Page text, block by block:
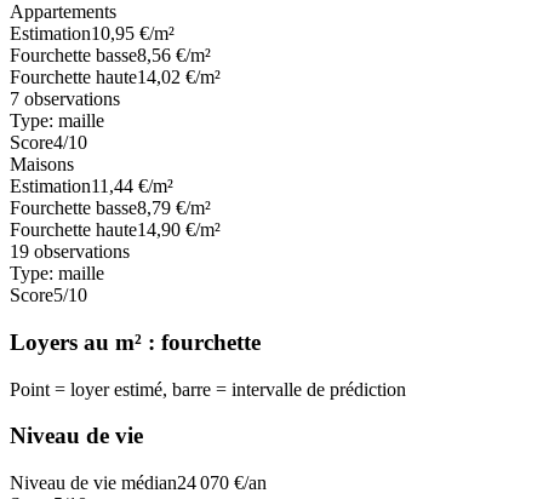
Appartements
Estimation10,95 €/m²
Fourchette basse8,56 €/m²
Fourchette haute14,02 €/m²
7 observations
Type: maille
Score4/10
Maisons
Estimation11,44 €/m²
Fourchette basse8,79 €/m²
Fourchette haute14,90 €/m²
19 observations
Type: maille
Score5/10
Loyers au m² : fourchette
Point = loyer estimé, barre = intervalle de prédiction
Niveau de vie
Niveau de vie médian24 070 €/an